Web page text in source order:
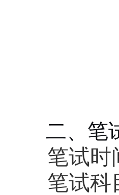
二、笔
笔试时
笔试